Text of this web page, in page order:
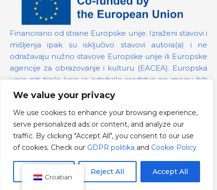
We value your privacy
We use cookies to enhance your browsing experience,
serve personalized ads or content, and analyze our
traffic. By clicking "Accept All", you consent to our use
of cookies. Check our GDPR politika and Cookie Policy
Reject All Accept All
Financirano od strane Europske unije. Izraženi stavovi i
mišljenja ipak su isključivo stavovi autora(a) i ne
odražavaju nužno stavove Europske unije ili Europske
agencije za obrazovanje i kulturu (EACEA). Europska
unija niti tijelo koje je odobrilo sredstva ne mogu biti
odgovorni za te stavove.
Broj projekta:101139879
GDPR politika
Cookie Policy
Croatian